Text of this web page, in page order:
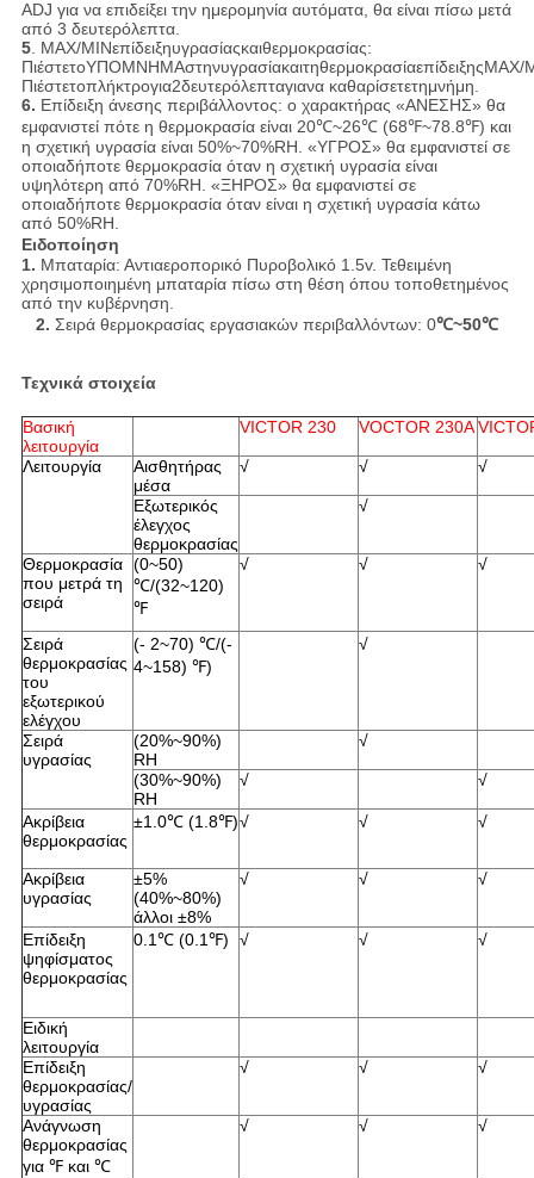
ADJ για να επιδείξει την ημερομηνία αυτόματα, θα είναι πίσω μετά
από 3 δευτερόλεπτα.
5. MAX/MINεπίδειξηυγρασίαςκαιθερμοκρασίας:
Πιέστετοπλήκτρογια2δευτερόλεπταγιανα καθαρίσετετημνήμη.
6. Επίδειξη άνεσης περιβάλλοντος: ο χαρακτήρας «ΑΝΕΣΗΣ» θα
εμφανιστεί πότε η θερμοκρασία είναι 20℃~26℃ (68℉~78.8℉) και
η σχετική υγρασία είναι 50%~70%RH. «ΥΓΡΟΣ» θα εμφανιστεί σε
οποιαδήποτε θερμοκρασία όταν η σχετική υγρασία είναι
υψηλότερη από 70%RH. «ΞΗΡΟΣ» θα εμφανιστεί σε
οποιαδήποτε θερμοκρασία όταν είναι η σχετική υγρασία κάτω
από 50%RH.
Ειδοποίηση
1. Μπαταρία: Αντιαεροπορικό Πυροβολικό 1.5v. Τεθειμένη
χρησιμοποιημένη μπαταρία πίσω στη θέση όπου τοποθετημένος
από την κυβέρνηση.
2. Σειρά θερμοκρασίας εργασιακών περιβαλλόντων: 0℃~50℃
Τεχνικά στοιχεία
Βασική
λειτουργία
VICTOR 230 VOCTOR 230A
Λειτουργία
Αισθητήρας
μέσα
√ √ √
Εξωτερικός
έλεγχος
θερμοκρασίας
√
Θερμοκρασία
που μετρά τη
σειρά
(0~50)
℃/(32~120)
℉
√ √ √
Σειρά
θερμοκρασίας
του
εξωτερικού
ελέγχου
(- 2~70) ℃/(-
4~158) ℉)
√
Σειρά
υγρασίας
(20%~90%)
RH
√
(30%~90%)
RH
√ √
Ακρίβεια
θερμοκρασίας
±1.0℃ (1.8℉)√ √ √
Ακρίβεια
υγρασίας
±5%
(40%~80%)
άλλοι ±8%
√ √ √
Επίδειξη
ψηφίσματος
θερμοκρασίας
0.1℃ (0.1℉) √ √ √
Ειδική
λειτουργία
Επίδειξη
θερμοκρασίας/
υγρασίας
√ √ √
Ανάγνωση
θερμοκρασίας
για ℉ και ℃
√ √ √